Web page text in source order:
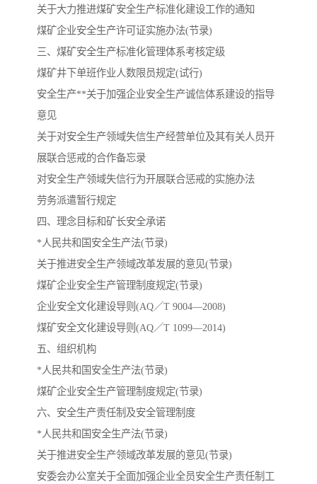
关于大力推进煤矿安全生产标准化建设工作的通知
煤矿企业安全生产许可证实施办法(节录)
三、煤矿安全生产标准化管理体系考核定级
煤矿井下单班作业人数限员规定(试行)
安全生产**关于加强企业安全生产诚信体系建设的指导
意见
关于对安全生产领域失信生产经营单位及其有关人员开
展联合惩戒的合作备忘录
对安全生产领域失信行为开展联合惩戒的实施办法
劳务派遣暂行规定
四、理念目标和矿长安全承诺
*人民共和国安全生产法(节录)
关于推进安全生产领域改革发展的意见(节录)
煤矿企业安全生产管理制度规定(节录)
企业安全文化建设导则(AQ／T 9004—2008)
煤矿安全文化建设导则(AQ／T 1099—2014)
五、组织机构
*人民共和国安全生产法(节录)
煤矿企业安全生产管理制度规定(节录)
六、安全生产责任制及安全管理制度
*人民共和国安全生产法(节录)
关于推进安全生产领域改革发展的意见(节录)
安委会办公室关于全面加强企业全员安全生产责任制工